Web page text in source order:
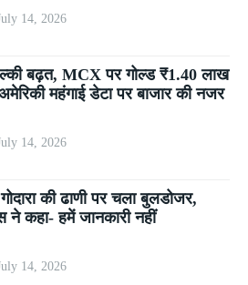
14, 2026
बढ़त, MCX पर गोल्ड ₹1.40 लाख
महंगाई डेटा पर बाजार की नजर
14, 2026
की ढाणी पर चला बुलडोजर,
ने कहा- हमें जानकारी नहीं
14, 2026